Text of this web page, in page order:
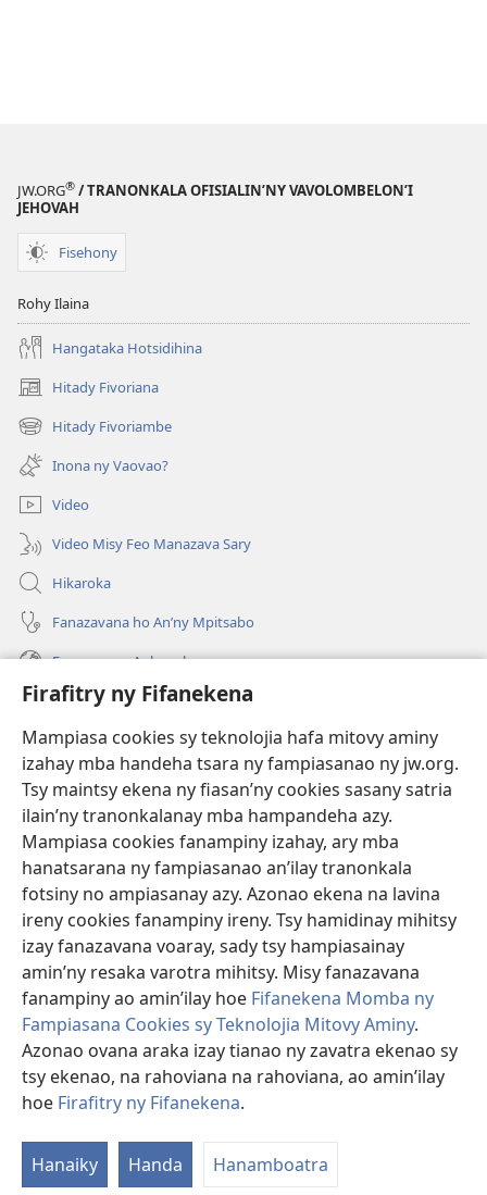
Firafitry ny Fifanekena
Mampiasa cookies sy teknolojia hafa mitovy aminy
izahay mba handeha tsara ny fampiasanao ny jw.org.
Tsy maintsy ekena ny fiasan’ny cookies sasany satria
ilain’ny tranonkalanay mba hampandeha azy.
Mampiasa cookies fanampiny izahay, ary mba
hanatsarana ny fampiasanao an’ilay tranonkala
fotsiny no ampiasanay azy. Azonao ekena na lavina
ireny cookies fanampiny ireny. Tsy hamidinay mihitsy
izay fanazavana voaray, sady tsy hampiasainay
amin’ny resaka varotra mihitsy. Misy fanazavana
fanampiny ao amin’ilay hoe Fifanekena Momba ny
Fampiasana Cookies sy Teknolojia Mitovy Aminy.
Azonao ovana araka izay tianao ny zavatra ekenao sy
tsy ekenao, na rahoviana na rahoviana, ao amin’ilay
hoe Firafitry ny Fifanekena.
Hanaiky Handa Hanamboatra
JW.ORG® / TRANONKALA OFISIALIN’NY VAVOLOMBELON’I
JEHOVAH
Fisehony
Rohy Ilaina
Hangataka Hotsidihina
Hitady Fivoriana
(manokatra
rohy) Hitady Fivoriambe
(manokatra
rohy) Inona ny Vaovao?
Video
Video Misy Feo Manazava Sary
Hikaroka
Fanazavana ho An’ny Mpitsabo
Fanazavana Ankapobeny
Fanampiana
Fanomezana
(manokatra
rohy)
FITEHIRIZAM-BOKIN’NY Vavolombelon’i Jehovah
(manokatra
rohy)
JW Hub
(manokatra
rohy)
JW Library
Watchtower Library ®
Copyright© 2026 Watch Tower Bible and Tract Society of Pennsylvania.
FIFANEKENA| FIFANEKENA MOMBA NY TSIAMBARATELO
NY FIFANEKENA